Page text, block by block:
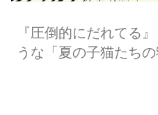
『圧倒的にだれてる
うな「夏の子猫たち